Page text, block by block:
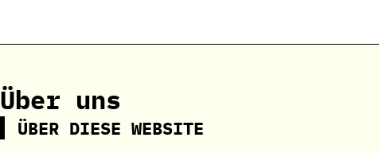
Über uns
ÜBER DIESE WEBSITE